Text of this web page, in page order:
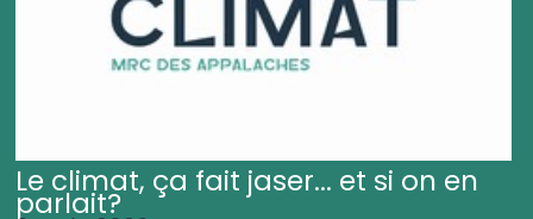
Le climat, ça fait jaser... et si on en
parlait?